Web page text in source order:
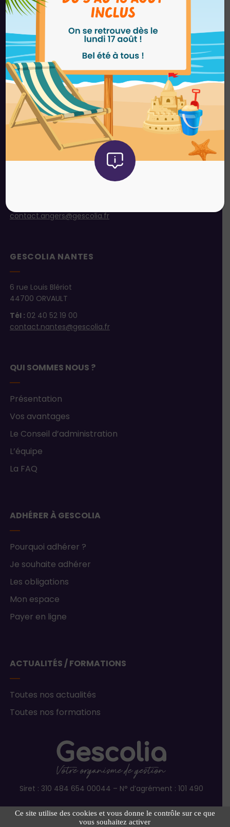
Ce site utilise des cookies et vous donne le contrôle sur ce que
vous souhaitez activer
SUIVEZ-NOUS SUR LES RÉSEAUX
SOCIAUX !
GESCOLIA ANGERS
contact.angers@gescolia.fr
GESCOLIA NANTES
6 rue Louis Blériot
44700 ORVAULT
Tél : 02 40 52 19 00
contact.nantes@gescolia.fr
QUI SOMMES NOUS ?
Présentation
Vos avantages
Le Conseil d’administration
L’équipe
La FAQ
ADHÉRER À GESCOLIA
Pourquoi adhérer ?
Je souhaite adhérer
Les obligations
Mon espace
Payer en ligne
ACTUALITÉS / FORMATIONS
Toutes nos actualités
Toutes nos formations
Siret : 310 484 654 00044 – N° d’agrément : 101 490